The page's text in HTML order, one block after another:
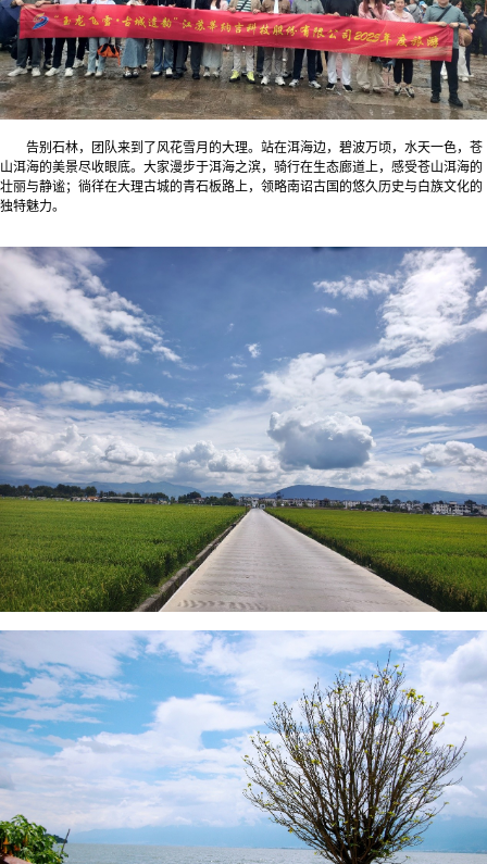
告别石林，团队来到了风花雪月的大理。站在洱海边，碧波万顷，水天一色，苍
山洱海的美景尽收眼底。大家漫步于洱海之滨，骑行在生态廊道上，感受苍山洱海的
壮丽与静谧；徜徉在大理古城的青石板路上，领略南诏古国的悠久历史与白族文化的
独特魅力。